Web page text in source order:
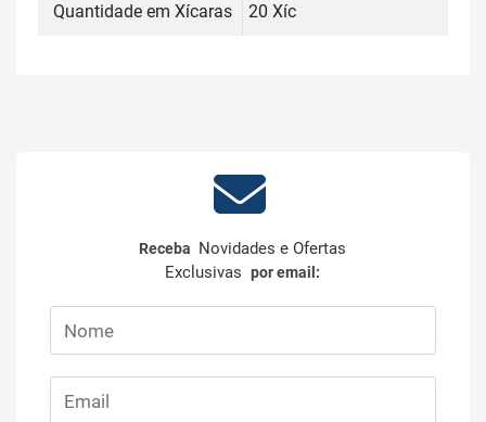
Quantidade em Xícaras 20 Xíc
Receba Novidades e Ofertas
Exclusivaspor email: